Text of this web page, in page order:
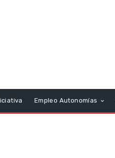
Empleo Autonomías